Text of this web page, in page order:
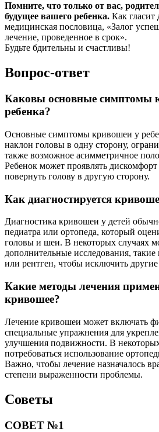
Помните, что только от вас,
будущее вашего ребенка. Как гласит
медицинская пословица, «Залог
лечение, проведенное в срок».
Будьте бдительны и счастливы!
Вопрос-ответ
Каковы основные симптомы
ребенка?
Основные симптомы кривошеи у
наклон головы в одну сторону,
также возможное асимметричное
Ребенок может проявлять
повернуть голову в другую сторону.
Как диагностируется
Диагностика кривошеи у детей
педиатра или ортопеда, который
головы и шеи. В некоторых случаях
дополнительные исследования,
или рентген, чтобы исключить
Какие методы лечения
кривошее?
Лечение кривошеи может включать
специальные упражнения для
улучшения подвижности. В
потребоваться использование
Важно, чтобы лечение назначалось
степени выраженности проблемы.
Советы
СОВЕТ №1